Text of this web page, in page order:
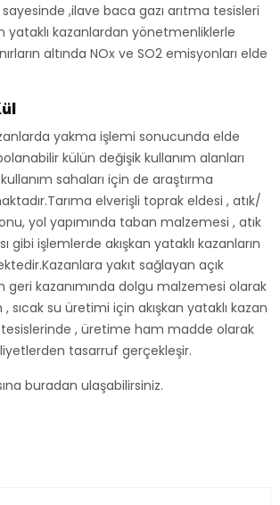
sayesinde ,ilave baca gazı arıtma tesisleri
yataklı kazanlardan yönetmenliklerle
altında NOx ve SO2 emisyonları elde
yakma işlemi sonucunda elde
külün değişik kullanım alanları
sahaları için de araştırma
elverişli toprak eldesi , atık/
yol yapımında taban malzemesi , atık
gibi işlemlerde akışkan yataklı kazanların
yakıt sağlayan açık
geri kazanımında dolgu malzemesi olarak
sıcak su üretimi için akışkan yataklı kazan
, üretime ham madde olarak
tasarruf gerçekleşir.
buradan ulaşabilirsiniz.